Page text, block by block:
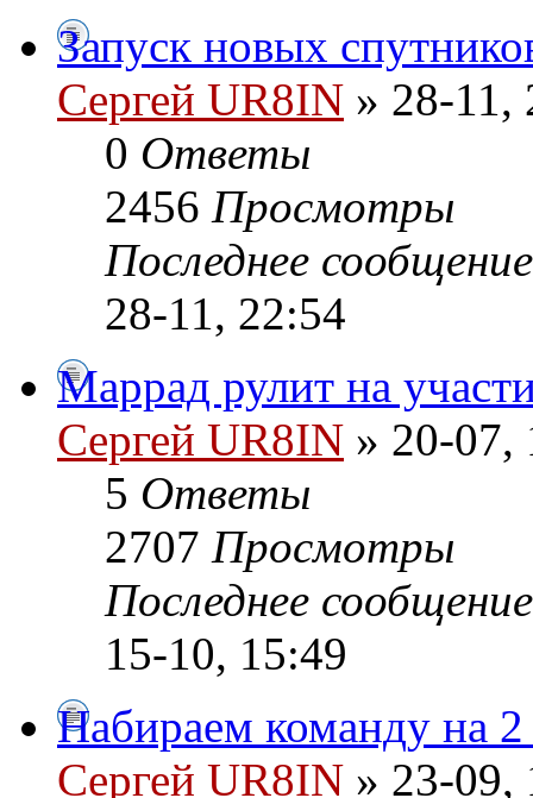
Запуск новых
Сергей UR8IN » 28-11,
0 Ответы
2456 Просмотры
Последнее
28-11, 22:54
Маррад рулит на
Сергей UR8IN » 20-07,
5 Ответы
2707 Просмотры
Последнее
15-10, 15:49
Набираем команду на
Сергей UR8IN » 23-09,